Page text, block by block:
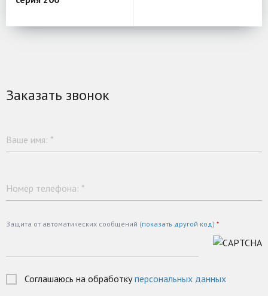
Заказать звонок
Ваше имя: *
Номер телефона: *
Защита от автоматических сообщений (показать другой код) *
Соглашаюсь на обработкуперсональных данных